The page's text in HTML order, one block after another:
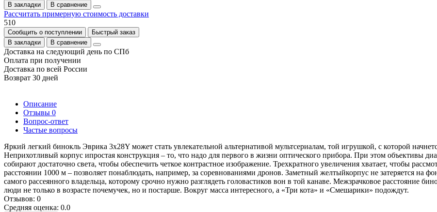
В закладки
В сравнение
Рассчитать примерную стоимость доставки
510
Сообщить о поступлении
Быстрый заказ
В закладки
В сравнение
Доставка на следующий день по СПб
Оплата при получении
Доставка по всей России
Возврат 30 дней
Описание
Отзывы 0
Вопрос-ответ
Частые вопросы
Яркий легкий бинокль Эврика 3х28Y может стать увлекательной альтернативой мультсериалам, той игрушкой, с которой
Неприхотливый корпус ипростая конструкция – то, что надо для первого в жизни оптического прибора. При этом объективы
собирают достаточно света, чтобы обеспечить четкое контрастное изображение. Трехкратного увеличения хватает, чтобы
расстоянии 1000 м – позволяет понаблюдать, например, за соревнованиями дронов. Заметный желтыйкорпус не затеряется на
самого рассеянного владельца, которому срочно нужно разглядеть головастиков вон в той канаве. Межзрачковое расстояние
люди не только в возрасте почемучек, но и постарше. Вокруг масса интересного, а «Три кота» и «Смешарики» подождут.
Отзывов: 0
Средняя оценка: 0.0